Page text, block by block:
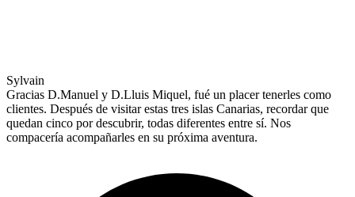
Sylvain
Gracias D.Manuel y D.Lluis Miquel, fué un placer tenerles como
clientes. Después de visitar estas tres islas Canarias, recordar que
quedan cinco por descubrir, todas diferentes entre sí. Nos
compacería acompañarles en su próxima aventura.